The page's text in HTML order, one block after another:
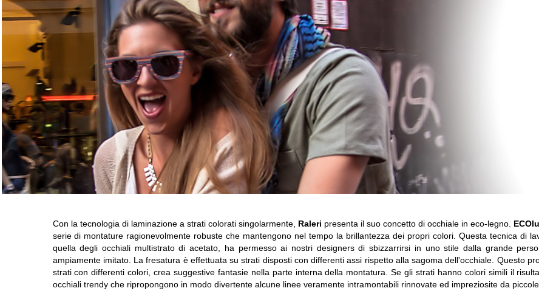
Con la tecnologia di laminazione a strati colorati singolarmente, Raleri presenta il suo concetto di occhiale in eco-legno.
serie di montature ragionevolmente robuste che mantengono nel tempo la brillantezza dei propri colori. Questa tecnica di
quella degli occhiali multistrato di acetato, ha permesso ai nostri designers di sbizzarrirsi in uno stile dalla grande
ampiamente imitato. La fresatura è effettuata su strati disposti con differenti assi rispetto alla sagoma dell'occhiale. Questo
strati con differenti colori, crea suggestive fantasie nella parte interna della montatura. Se gli strati hanno colori simili il
occhiali trendy che ripropongono in modo divertente alcune linee veramente intramontabili rinnovate ed impreziosite da